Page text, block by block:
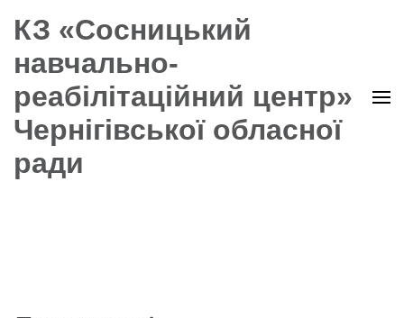
КЗ «Сосницький
навчально-
реабілітаційний центр»
Чернігівської обласної
ради